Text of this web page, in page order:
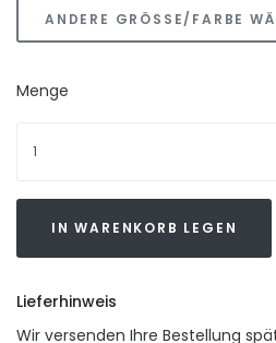
ANDERE GRÖSSE/FARBE
Menge
IN WARENKORB LEGEN
Lieferhinweis
Wir versenden Ihre Bestellung